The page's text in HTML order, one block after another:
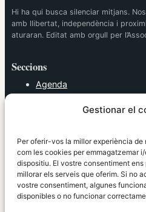
Gestionar el
Per oferir-vos la millor experiència
com les cookies per emmagatzemar
dispositiu. El vostre consentiment
millorar els serveis que oferim. Si no
vostre consentiment, algunes
disponibles o no funcionar
Hi ha qui busca silenciar mitjans.
amb llibertat, independència i
aturaran. Editat amb orgull per
Seccions
Agenda
Política
Societat
Tendències
elRidaura.com